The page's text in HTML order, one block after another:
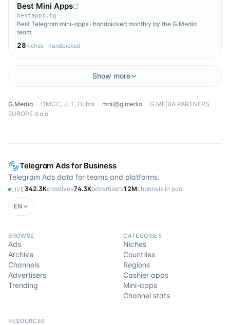
Telegram Ads for Business
Telegram Ads data for teams and platforms.
LIVE 342.3Kcreatives74.3Kadvertisers12Mchannels in pool
EN
BROWSE
Ads
Archive
Channels
Advertisers
Trending
CATEGORIES
Niches
Countries
Regions
Cashier apps
Mini-apps
Channel stats
RESOURCES
Best Mini Apps
bestapps.tg
Best Telegram mini-apps · handpicked monthly by the G.Media
team.
28niches · handpicked
Show more
G.Media · DMCC, JLT, Dubai · mail@g.media · G MEDIA PARTNERS
EUROPE d.o.o.